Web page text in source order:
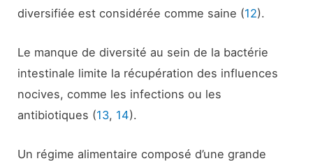
diversifiée est considérée comme saine (12).
Le manque de diversité au sein de la bactérie
intestinale limite la récupération des influences
nocives, comme les infections ou les
antibiotiques (13, 14).
Un régime alimentaire composé d’une grande